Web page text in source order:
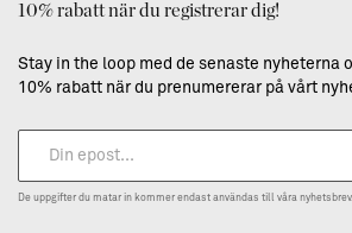
10% rabatt när du registrerar dig!
Stay in the loop med de senaste nyheterna
10% rabatt när du prenumererar på vårt
De uppgifter du matar in kommer endast användas till våra nyhetsbrev.